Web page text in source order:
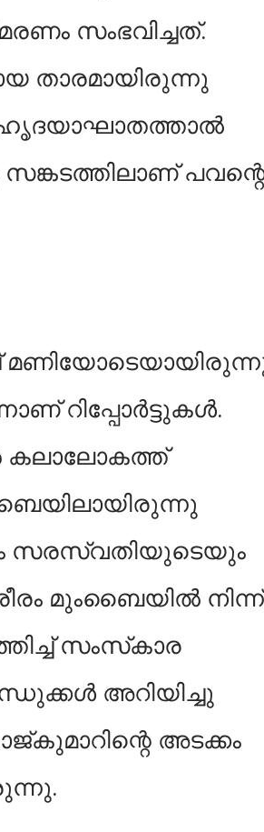
സംഭവിച്ചത്.
താരമായിരുന്നു
ഹൃദയാഘാതത്താല്‍
സങ്കടത്തിലാണ്
റിപ്പോര്‍ട്ടുകള്‍.
കലാലോകത്ത്
സരസ്വതിയുടെയും
മുംബൈയില്‍ നിന്ന്
സംസ്‍കാര
അറിയിച്ചു
അടക്കം